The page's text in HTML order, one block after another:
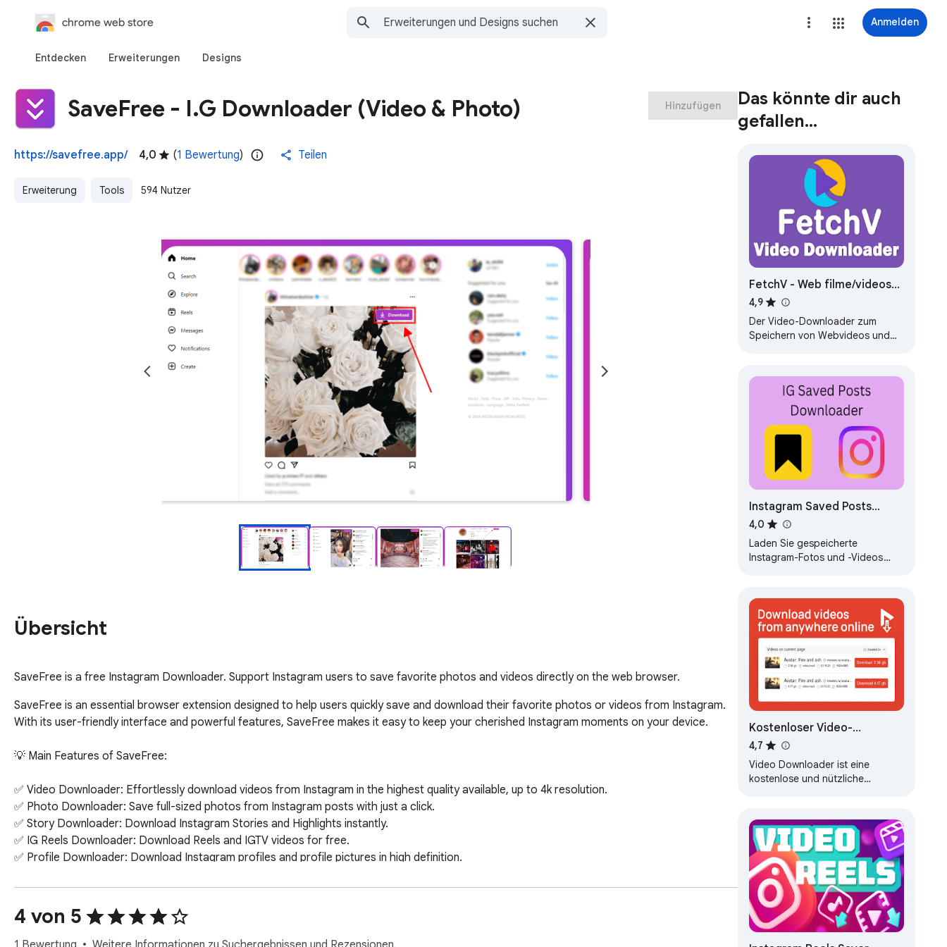
chrome web store Anmelden
Entdecken Erweiterungen Designs
SaveFree - I.G Downloader (Video & Photo)
https://savefree.app/ 4,0 (1 Bewertung) Teilen
Erweiterung Tools 594 Nutzer
Hinzufügen
Übersicht
SaveFree is a free Instagram Downloader. Support Instagram users to save favorite photos and videos directly on the web browser.
SaveFree is an essential browser extension designed to help users quickly save and download their favorite photos or videos from Instagram.
With its user-friendly interface and powerful features, SaveFree makes it easy to keep your cherished Instagram moments on your device.
💡 Main Features of SaveFree:
✅ Video Downloader: Effortlessly download videos from Instagram in the highest quality available, up to 4k resolution.
✅ Photo Downloader: Save full-sized photos from Instagram posts with just a click.
✅ Story Downloader: Download Instagram Stories and Highlights instantly.
✅ IG Reels Downloader: Download Reels and IGTV videos for free.
✅ Profile Downloader: Download Instagram profiles and profile pictures in high definition.
🔍 How to Use SaveFree on Chrome Browser:
1️⃣  Open Instagram: Launch the Chrome browser and go to Instagram.com.
2️⃣  Find Your Content: Navigate to the photo or video you wish to download.
4 von 5
Das könnte dir auch
gefallen…
FetchV - Web filme/videos
downloaden
4,9
Der Video-Downloader zum
Speichern von Webvideos und
Instagram Saved Posts
Downloader
4,0
Laden Sie gespeicherte
Instagram-Fotos und -Videos
Kostenloser Video-
Downloader
4,7
Video Downloader ist eine
kostenlose und nützliche